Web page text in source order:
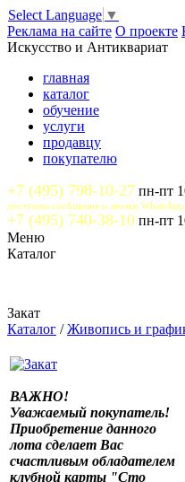
Select Language ▼
Реклама на сайте О проекте
Искусство и Антиквариат
главная
каталог
обучение
услуги
продавцу
покупателю
+7 (495) 798-10-27 пн-пт
доступны сообщения и звонки WhatsApp
+7 (495) 740-38-10 пн-пт
Меню
Каталог
Закат
Каталог /Живопись и
ВАЖНО!
Уважаемый покупатель!
Приобретение данного
лота сделает Вас
счастливым обладателем
клубной карты "Сто